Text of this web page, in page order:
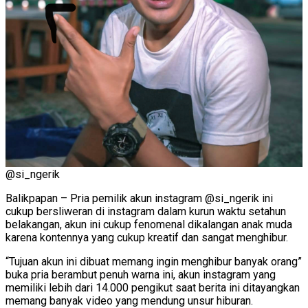
@si_ngerik
Balikpapan – Pria pemilik akun instagram @si_ngerik ini
cukup bersliweran di instagram dalam kurun waktu setahun
belakangan, akun ini cukup fenomenal dikalangan anak muda
karena kontennya yang cukup kreatif dan sangat menghibur.
“Tujuan akun ini dibuat memang ingin menghibur banyak orang”
buka pria berambut penuh warna ini, akun instagram yang
memiliki lebih dari 14.000 pengikut saat berita ini ditayangkan
memang banyak video yang mendung unsur hiburan.